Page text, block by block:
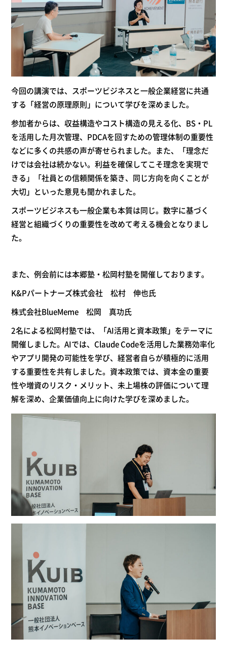
今回の講演では、スポーツビジネスと一般企業経営に共通
する「経営の原理原則」について学びを深めました。
参加者からは、収益構造やコスト構造の見える化、BS・PL
を活用した月次管理、PDCAを回すための管理体制の重要性
などに多くの共感の声が寄せられました。また、「理念だ
けでは会社は続かない。利益を確保してこそ理念を実現で
きる」「社員との信頼関係を築き、同じ方向を向くことが
大切」といった意見も聞かれました。
スポーツビジネスも一般企業も本質は同じ。数字に基づく
経営と組織づくりの重要性を改めて考える機会となりまし
た。
また、例会前には本郷塾・松岡村塾を開催しております。
K&Pパートナーズ株式会社 松村 伸也氏
株式会社BlueMeme 松岡 真功氏
2名による松岡村塾では、「AI活用と資本政策」をテーマに
開催しました。AIでは、Claude Codeを活用した業務効率化
やアプリ開発の可能性を学び、経営者自らが積極的に活用
する重要性を共有しました。資本政策では、資本金の重要
性や増資のリスク・メリット、未上場株の評価について理
解を深め、企業価値向上に向けた学びを深めました。